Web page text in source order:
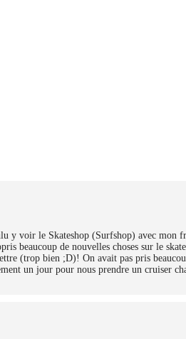
y voir le Skateshop (Surfshop) avec mon
beaucoup de nouvelles choses sur le
(trop bien ;D)! On avait pas pris
un jour pour nous prendre un cruiser